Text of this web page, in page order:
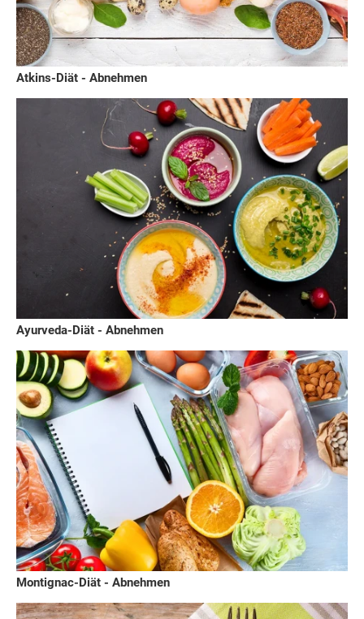
Atkins-Diät - Abnehmen
Ayurveda-Diät - Abnehmen
Montignac-Diät - Abnehmen